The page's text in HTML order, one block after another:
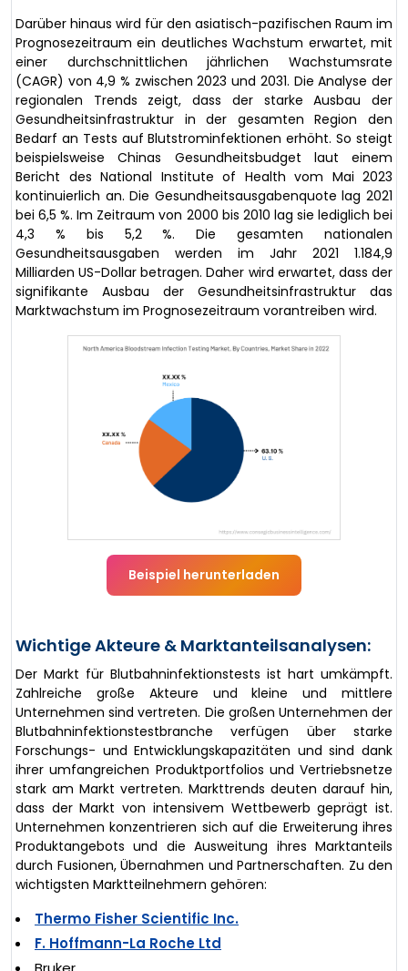
Darüber hinaus wird für den asiatisch-pazifischen Raum im
Prognosezeitraum ein deutliches Wachstum erwartet, mit
einer durchschnittlichen jährlichen Wachstumsrate
(CAGR) von 4,9 % zwischen 2023 und 2031. Die Analyse der
regionalen Trends zeigt, dass der starke Ausbau der
Gesundheitsinfrastruktur in der gesamten Region den
Bedarf an Tests auf Blutstrominfektionen erhöht. So steigt
beispielsweise Chinas Gesundheitsbudget laut einem
Bericht des National Institute of Health vom Mai 2023
kontinuierlich an. Die Gesundheitsausgabenquote lag 2021
bei 6,5 %. Im Zeitraum von 2000 bis 2010 lag sie lediglich bei
4,3 % bis 5,2 %. Die gesamten nationalen
Gesundheitsausgaben werden im Jahr 2021 1.184,9
Milliarden US-Dollar betragen. Daher wird erwartet, dass der
signifikante Ausbau der Gesundheitsinfrastruktur das
Marktwachstum im Prognosezeitraum vorantreiben wird.
Beispiel herunterladen
Wichtige Akteure & Marktanteilsanalysen:
Der Markt für Blutbahninfektionstests ist hart umkämpft.
Zahlreiche große Akteure und kleine und mittlere
Unternehmen sind vertreten. Die großen Unternehmen der
Blutbahninfektionstestbranche verfügen über starke
Forschungs- und Entwicklungskapazitäten und sind dank
ihrer umfangreichen Produktportfolios und Vertriebsnetze
stark am Markt vertreten. Markttrends deuten darauf hin,
dass der Markt von intensivem Wettbewerb geprägt ist.
Unternehmen konzentrieren sich auf die Erweiterung ihres
Produktangebots und die Ausweitung ihres Marktanteils
durch Fusionen, Übernahmen und Partnerschaften. Zu den
wichtigsten Marktteilnehmern gehören:
Thermo Fisher Scientific Inc.
F. Hoffmann-La Roche Ltd